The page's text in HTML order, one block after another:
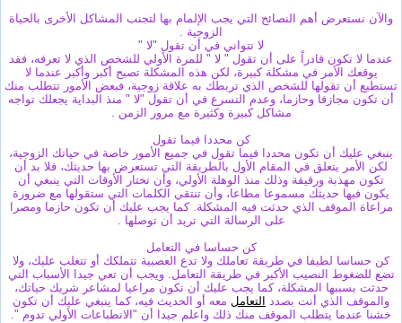
والآن نستعرض أهم النصائح التي يجب الإلمام بها لتجنب المشاكل الأخرى بالحياة
الزوجية .
لا تتواني في أن تقول "لا "
عندما لا تكون قادراً على أن تقول " لا " للمرة الأولي للشخص الذي لا تعرفه، فقد
يوقعك الأمر في مشكلة كبيرة، لكن هذه المشكلة تصبح أكبر وأكبر عندما لا
تستطيع أن تقولها للشخص الذي تربطك به علاقة زوجية، فبعض الأمور تتطلب منك
أن تكون مجازفا وحازما، وعدم التسرع في أن تقول "لا " منذ البداية يجعلك تواجه
مشاكل كبيرة وكثيرة مع مرور الزمن .
كن محددا فيما تقول
ينبغي عليك أن تكون محددا فيما تقول في جميع الأمور خاصة في حياتك الزوجية،
لكن الأمر يتعلق في المقام الأول بالطريقة التي تستعرض بها حديثك، فلا بد أن
تكون مهذبة ورقيقة وذلك منذ الوهلة الأولي، وأن تختار الأوقات التي ينبغي أن
يكون فيها حديثك مسموعا مطاعا، وأن تنتقي الكلمات التي ستقولها مع ضرورة
مراعاة الموقف الذي حدثت فيه المشكلة. كما يجب عليك أن تكون حازما ومصرا
على الرسالة التي تريد أن توصلها .
كن حساسا في التعامل
كن حساسا لطيفا في طريقة تعاملك ولا تدع العصبية تتملكك أو تتغلب عليك، ولا
تضع للضغوط النصيب الأكبر في طريقة التعامل. ويجب أن تعي جيدا الأسباب التي
حدثت بسببها المشكلة، كما يجب عليك أن تكون مراعيا لمشاعر شريك حياتك،
والموقف الذي أنت بصدد التعامل معه أو الحديث فيه، كما ينبغي عليك أن تكون
خشنا عندما يتطلب الموقف منك ذلك واعلم جيدا أن "الانطباعات الأولي تدوم ".